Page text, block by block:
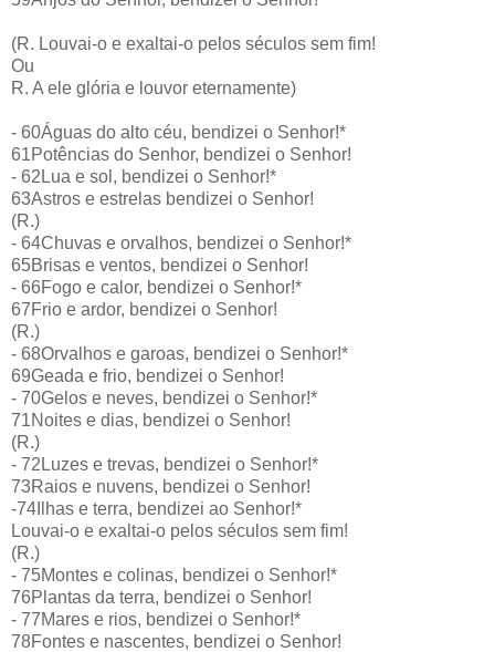
(R. Louvai-o e exaltai-o pelos séculos sem fim!
Ou
R. A ele glória e louvor eternamente)
- 60Águas do alto céu, bendizei o Senhor!*
61Potências do Senhor, bendizei o Senhor!
- 62Lua e sol, bendizei o Senhor!*
63Astros e estrelas bendizei o Senhor!
(R.)
- 64Chuvas e orvalhos, bendizei o Senhor!*
65Brisas e ventos, bendizei o Senhor!
- 66Fogo e calor, bendizei o Senhor!*
67Frio e ardor, bendizei o Senhor!
(R.)
- 68Orvalhos e garoas, bendizei o Senhor!*
69Geada e frio, bendizei o Senhor!
- 70Gelos e neves, bendizei o Senhor!*
71Noites e dias, bendizei o Senhor!
(R.)
- 72Luzes e trevas, bendizei o Senhor!*
73Raios e nuvens, bendizei o Senhor!
-74Ilhas e terra, bendizei ao Senhor!*
Louvai-o e exaltai-o pelos séculos sem fim!
(R.)
- 75Montes e colinas, bendizei o Senhor!*
76Plantas da terra, bendizei o Senhor!
- 77Mares e rios, bendizei o Senhor!*
78Fontes e nascentes, bendizei o Senhor!